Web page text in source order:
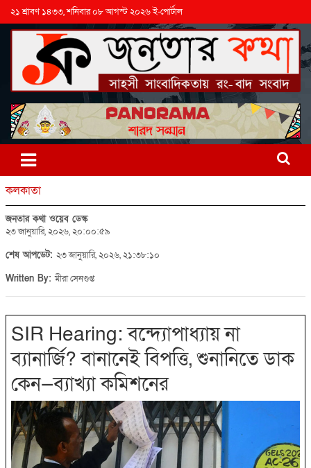
২১ শ্রাবণ ১৪৩৩, শনিবার ০৮ আগস্ট ২০২৬ ই-পোর্টাল
কলকাতা
জনতার কথা ওয়েব ডেস্ক
২৩ জানুয়ারি, ২০২৬, ২০:০০:৫৯
শেষ আপডেট: ২৩ জানুয়ারি, ২০২৬, ২১:৩৮:১০
Written By:মীরা সেনগুপ্ত
SIR Hearing: বন্দ্যোপাধ্যায় না
ব্যানার্জি? বানানেই বিপত্তি, শুনানিতে ডাক
কেন—ব্যাখ্যা কমিশনের